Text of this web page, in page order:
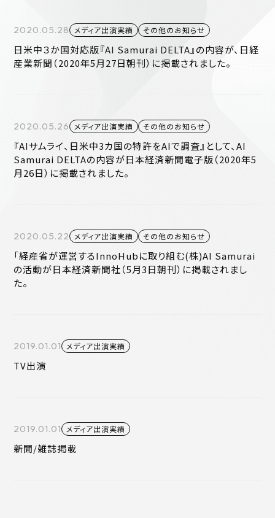
2020.05.28 メディア出演実績 その他のお知らせ
日米中３か国対応版『AI Samurai DELTA』の内容が、日経
産業新聞（2020年5月27日朝刊）に掲載されました。
2020.05.26 メディア出演実績 その他のお知らせ
『AIサムライ、日米中3カ国の特許をAIで調査』として、AI
Samurai DELTAの内容が日本経済新聞電子版（2020年5
月26日）に掲載されました。
2020.05.22 メディア出演実績 その他のお知らせ
「経産省が運営するInnoHubに取り組む(株)AI Samurai
の活動が日本経済新聞社（5月3日朝刊）に掲載されまし
た。
2019.01.01 メディア出演実績
TV出演
2019.01.01 メディア出演実績
新聞/雑誌掲載